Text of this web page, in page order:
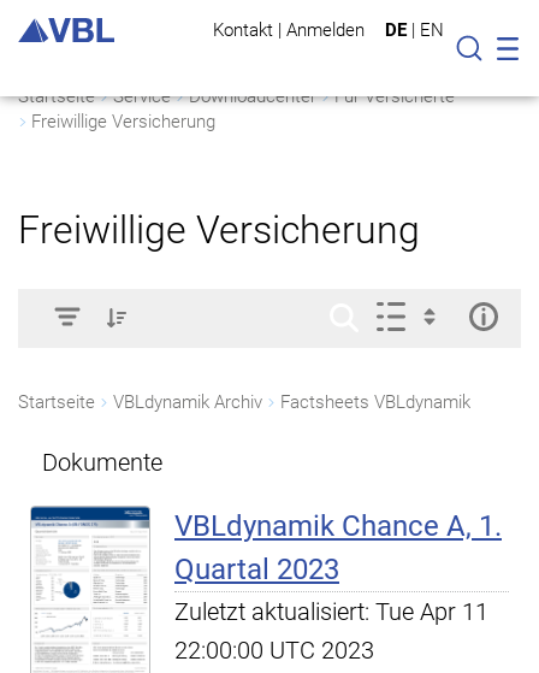
Kontakt | Anmelden DE | EN
Suche
Startseite Service Downloadcenter
Für Versicherte
Freiwillige Versicherung
Freiwillige Versicherung
Startseite VBLdynamik Archiv Factsheets VBLdynamik
Dokumente
VBLdynamik Chance A, 1.
Quartal 2023
Zuletzt aktualisiert: Tue Apr 11
22:00:00 UTC 2023